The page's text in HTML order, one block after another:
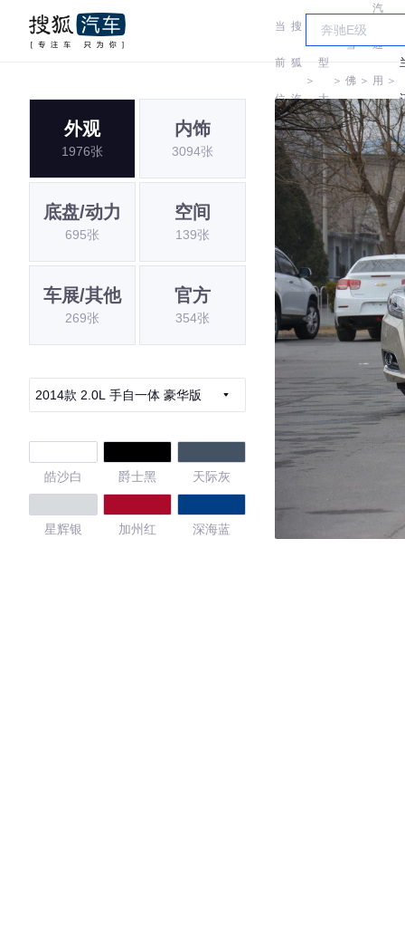
当
前
位
置:
搜
狐
汽
车
＞
车
型
大
全
＞
雪
佛
兰
＞
汽
通
用
雪
佛
兰
＞
外观
1976张
内饰
3094张
底盘/动力
695张
空间
139张
车展/其他
269张
官方
354张
2014款 2.0L 手自一体 豪华版
皓沙白 爵士黑 天际灰
星辉银 加州红 深海蓝